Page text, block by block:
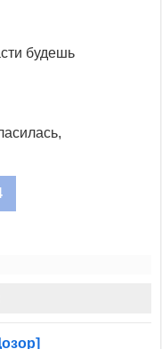
будешь